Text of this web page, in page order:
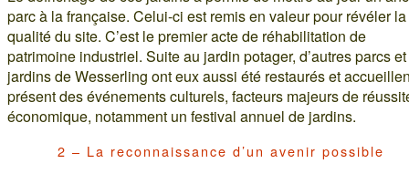
parc à la française. Celui-ci est remis en valeur pour révéler la
qualité du site. C’est le premier acte de réhabilitation de
patrimoine industriel. Suite au jardin potager, d’autres parcs et
jardins de Wesserling ont eux aussi été restaurés et
présent des événements culturels, facteurs majeurs de
économique, notamment un festival annuel de jardins.
2 – La reconnaissance d’un avenir possible